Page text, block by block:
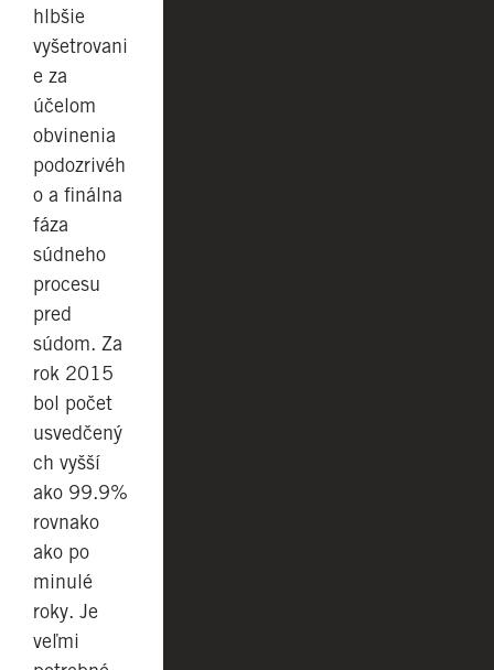
hlbšie
vyšetrovani
e za
účelom
obvinenia
podozrivéh
o a finálna
fáza
súdneho
procesu
pred
súdom. Za
rok 2015
bol počet
usvedčený
ch vyšší
ako 99.9%
rovnako
ako po
minulé
roky. Je
veľmi